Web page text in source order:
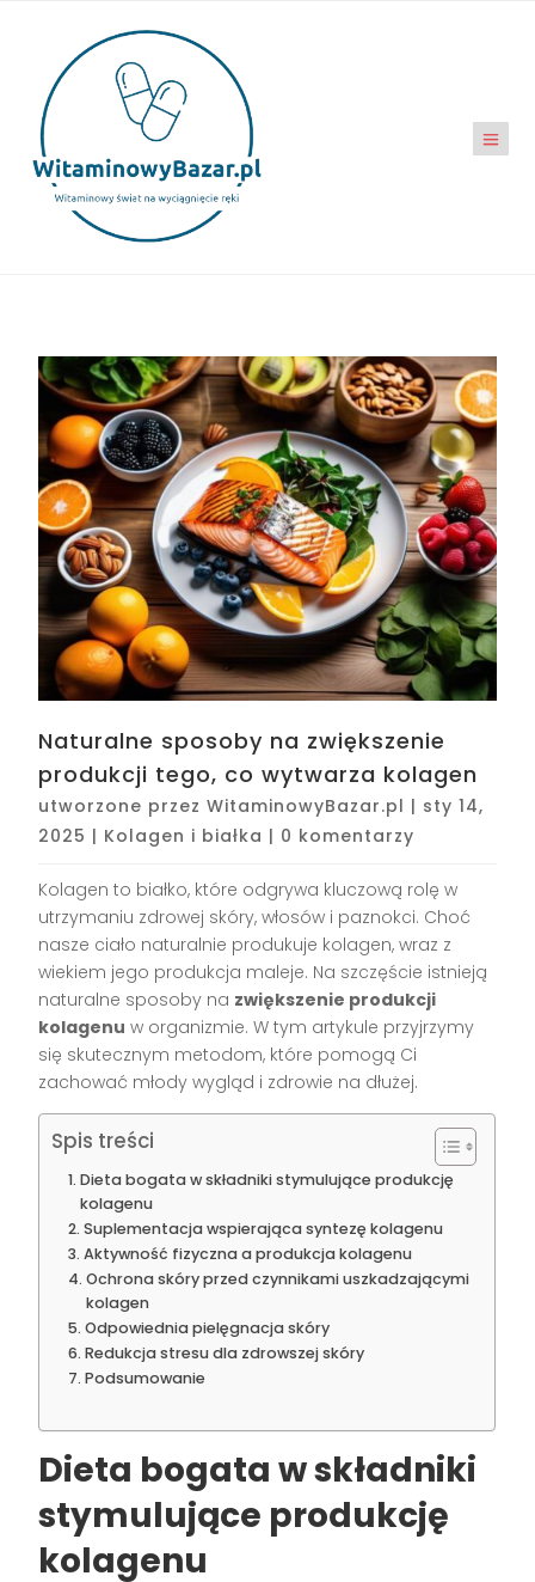
Naturalne sposoby na zwiększenie
produkcji tego, co wytwarza kolagen
utworzone przezWitaminowyBazar.pl | sty 14,
2025 | Kolagen i białka | 0 komentarzy
Kolagen to białko, które odgrywa kluczową rolę w
utrzymaniu zdrowej skóry, włosów i paznokci. Choć
nasze ciało naturalnie produkuje kolagen, wraz z
wiekiem jego produkcja maleje. Na szczęście istnieją
naturalne sposoby na zwiększenie produkcji
kolagenu w organizmie. W tym artykule przyjrzymy
się skutecznym metodom, które pomogą Ci
zachować młody wygląd i zdrowie na dłużej.
Spis treści
Dieta bogata w składniki stymulujące produkcję
kolagenu
Suplementacja wspierająca syntezę kolagenu
Aktywność fizyczna a produkcja kolagenu
Ochrona skóry przed czynnikami uszkadzającymi
kolagen
Odpowiednia pielęgnacja skóry
Redukcja stresu dla zdrowszej skóry
Podsumowanie
Dieta bogata w składniki
stymulujące produkcję
kolagenu